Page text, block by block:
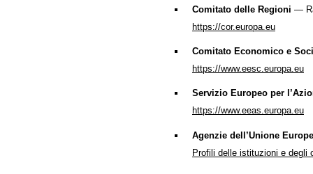
Comitato delle Regioni —
https://cor.europa.eu
Comitato Economico e
https://www.eesc.europa.eu
Servizio Europeo per
https://www.eeas.europa.eu
Agenzie dell’Unione
Profili delle istituzioni e degli